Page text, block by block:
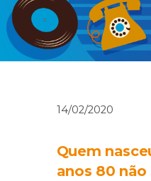
14/02/2020
Quem
anos 80